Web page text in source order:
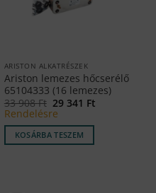
ARISTON ALKATRÉSZEK
Ariston lemezes hőcserélő
65104333 (16 lemezes)
33 908Ft Original
price
was:
33
908 Ft.
29 341 FtCurrent
Rendelésre
KOSÁRBA TESZEM